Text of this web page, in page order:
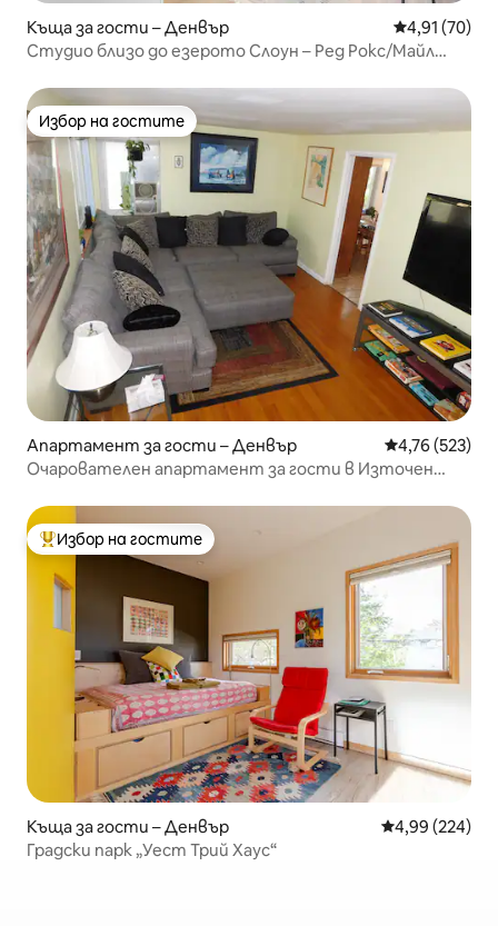
Къща за гости – Денвър Средна
4,91 (70)
Студио близо до езерото Слоун – Ред Рокс/Майл
Избор на гостите
Избор на гостите
Апартамент за гости – Денвър Средна
4,76 (523)
Очарователен апартамент за гости в Източен
Най-популярен избор на гостите
Избор на гостите
Къща за гости – Денвър Средна
4,99 (224)
Градски парк „Уест Трий Хаус“